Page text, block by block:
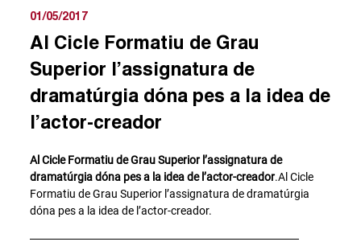
01/05/2017
Al Cicle Formatiu de Grau
Superior l’assignatura de
dramatúrgia dóna pes a la idea de
l’actor-creador
Al Cicle Formatiu de Grau Superior l’assignatura de
dramatúrgia dóna pes a la idea de l’actor-creador.Al Cicle
Formatiu de Grau Superior l’assignatura de dramatúrgia
dóna pes a la idea de l’actor-creador.